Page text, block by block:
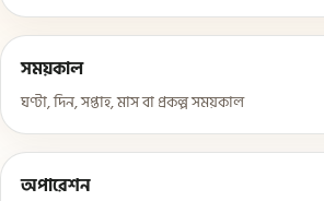
সময়কাল
ঘণ্টা, দিন, সপ্তাহ, মাস বা প্রকল্প সময়কাল
অপারেশন